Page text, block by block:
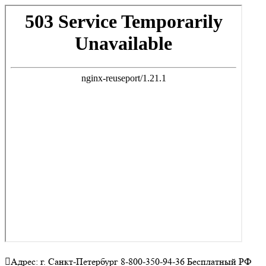
Адрес: г. Санкт-Петербург 8-800-350-94-36 Бесплатный РФ